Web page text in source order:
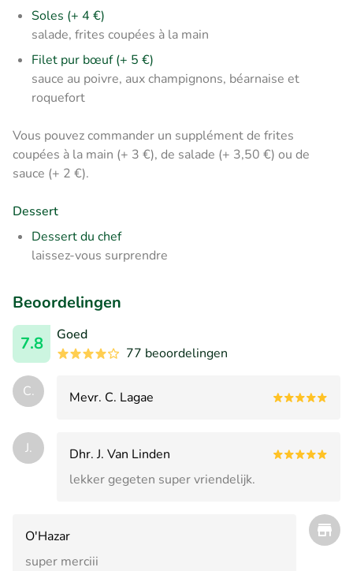
Soles (+ 4 €)
salade, frites coupées à la main
Filet pur bœuf (+ 5 €)
sauce au poivre, aux champignons, béarnaise et
roquefort
Vous pouvez commander un supplément de frites
coupées à la main (+ 3 €), de salade (+ 3,50 €) ou de
sauce (+ 2 €).
Dessert
Dessert du chef
laissez-vous surprendre
Beoordelingen
7.8
Goed
77 beoordelingen
C. Mevr. C. Lagae
J.
Dhr. J. Van Linden
lekker gegeten super vriendelijk.
O'Hazar
super merciii